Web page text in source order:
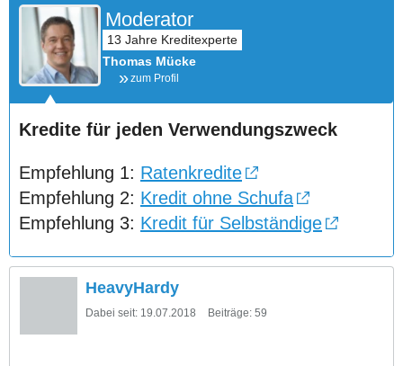
Moderator
Thomas Mücke
zum Profil
Kredite für jeden Verwendungszweck
Empfehlung 1: Ratenkredite
Empfehlung 2: Kredit ohne Schufa
Empfehlung 3: Kredit für Selbständige
HeavyHardy
Dabei seit: 19.07.2018 Beiträge: 59